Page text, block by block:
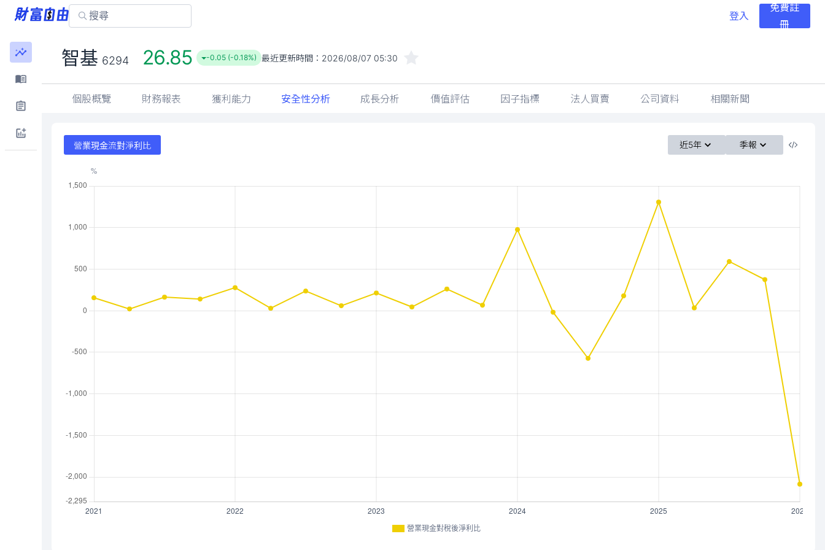
登入
免費註
冊
智基 6294 26.85 -0.05 (-0.18%) 最近更新時間： 2026/08/07 05:30
個股概覽 財務報表 獲利能力 安全性分析 成長分析 價值評估 因子指標 法人買賣 公司資料 相關新聞
營業現金流對淨利比 近5年 季報
營業現金對稅後淨利比